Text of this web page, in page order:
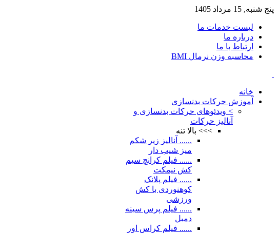
پنج شنبه, 15 مرداد 1405
لیست خدمات ما
درباره ما
ارتباط با ما
محاسبه وزن نرمال BMI
خانه
آموزش حرکات بدنسازی
> ویدئوهای حرکات بدنسازی و
آنالیز حرکات
>>> بالا تنه
...... آنالیز زیر شکم
میز شیب دار
...... فیلم کرانچ سیم
کش نیمکت
...... فیلم پلانک
کوهنوردی با کش
ورزشی
...... فیلم پرس سینه
دمبل
...... فیلم کراس اور